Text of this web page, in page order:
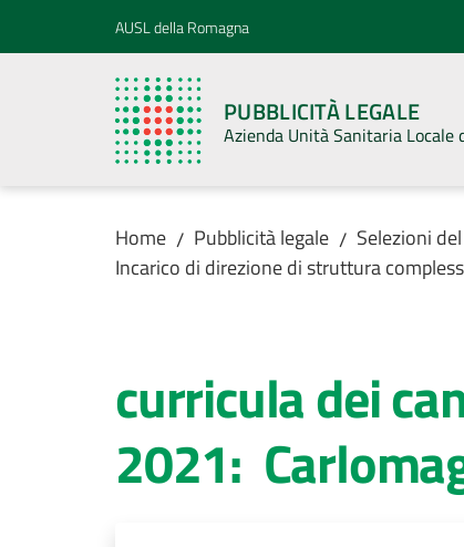
Vai al contenuto
Vai alla navigazioneAUSL della Romagna
PUBBLICITÀ LEGALE
Azienda Unità Sanitaria Locale
Home / Pubblicità legale / Selezioni
Incarico di direzione di struttura
curricula dei
2021: